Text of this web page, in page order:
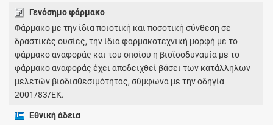
Γενόσημο φάρμακο
Φάρμακο με την ίδια ποιοτική και ποσοτική σύνθεση σε
δραστικές ουσίες, την ίδια φαρμακοτεχνική μορφή με το
φάρμακο αναφοράς και του οποίου η βιοϊσοδυναμία με το
φάρμακο αναφοράς έχει αποδειχθεί βάσει των κατάλληλων
μελετών βιοδιαθεσιμότητας, σύμφωνα με την οδηγία
2001/83/ΕΚ.
Εθνική άδεια